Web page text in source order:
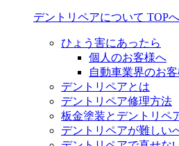
デントリペアについて TOPへ
ひょう害にあったら
個人のお客様へ
自動車業界のお
デントリペアとは
デントリペア修理方法
板金塗装とデントリペ
デントリペアが難しい